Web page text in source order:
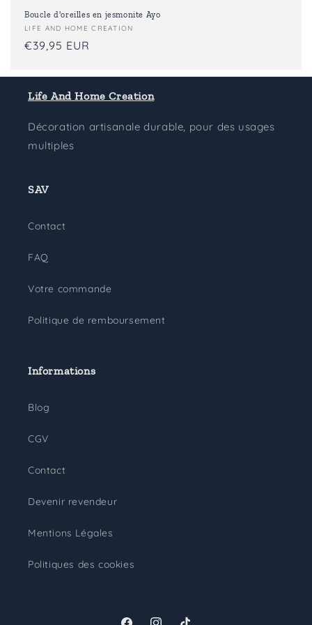
Boucle d'oreilles en jesmonite Ayo
Fournisseur :
LIFE AND HOME CREATION
Prix
€39,95 EUR
Life And Home Creation
Décoration artisanale durable, pour des usages
multiples
SAV
Contact
FAQ
Votre commande
Politique de remboursement
Informations
Blog
CGV
Contact
Devenir revendeur
Mentions Légales
Politiques des cookies